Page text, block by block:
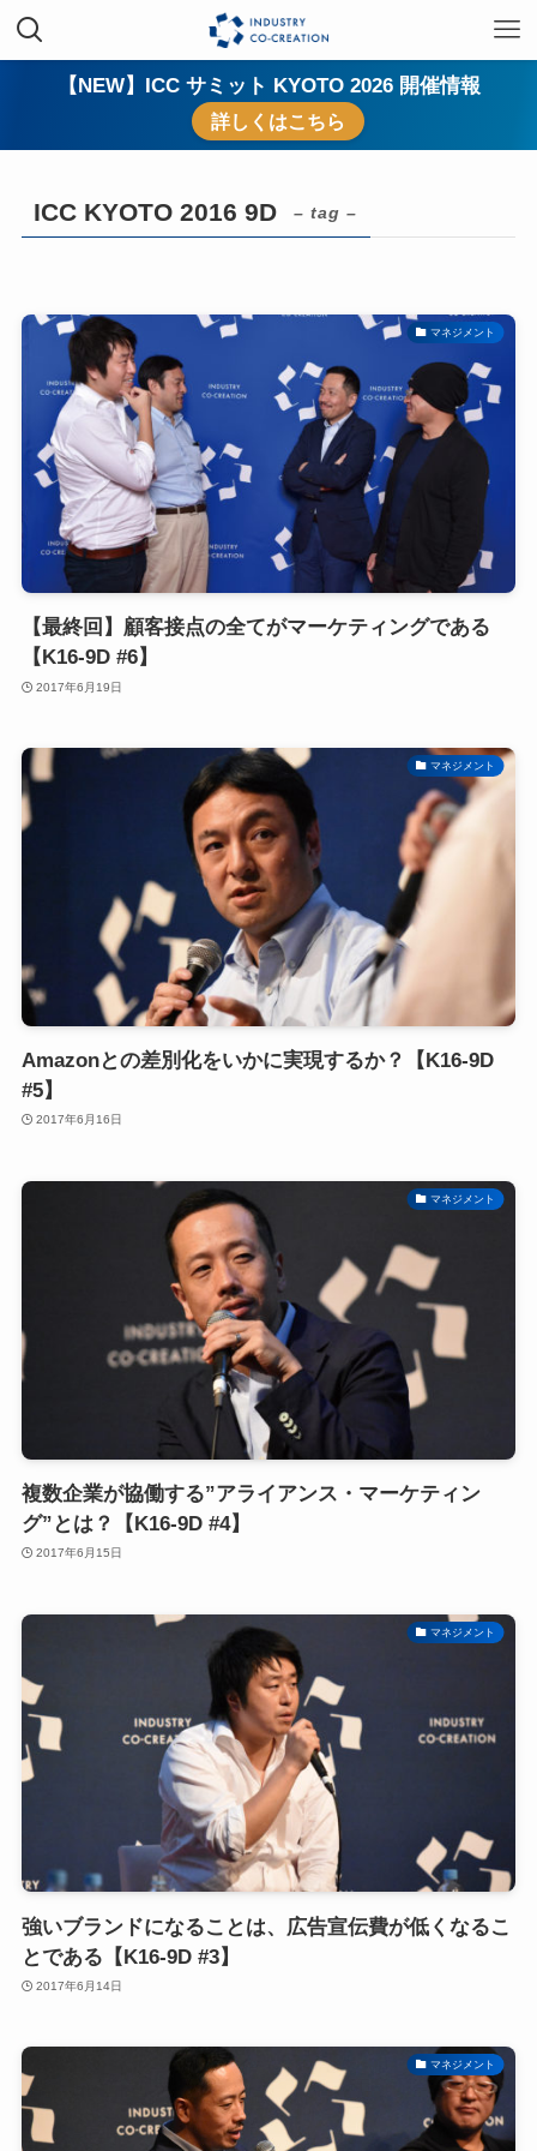
【NEW】ICC サミット KYOTO 2026 開催情報
詳しくはこちら
ICC KYOTO 2016 9D – tag –
マネジメント
【最終回】顧客接点の全てがマーケティングである
【K16-9D #6】
2017年6月19日
マネジメント
Amazonとの差別化をいかに実現するか？【K16-9D
#5】
2017年6月16日
マネジメント
複数企業が協働する”アライアンス・マーケティン
グ”とは？【K16-9D #4】
2017年6月15日
マネジメント
強いブランドになることは、広告宣伝費が低くなるこ
とである【K16-9D #3】
2017年6月14日
マネジメント